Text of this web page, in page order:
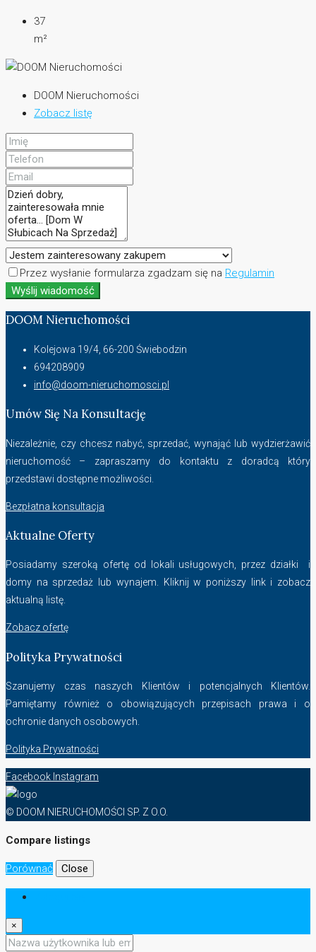
37
m²
DOOM Nieruchomości
Zobacz listę
Przez wysłanie formularza zgadzam się na Regulamin
Wyślij wiadomość
DOOM Nieruchomości
Kolejowa 19/4, 66-200 Świebodzin
694208909
info@doom-nieruchomosci.pl
Umów Się Na Konsultację
Niezależnie, czy chcesz nabyć, sprzedać, wynająć lub wydzierżawić
nieruchomość – zapraszamy do kontaktu z doradcą który
przedstawi dostępne możliwości.
Bezpłatna konsultacja
Aktualne Oferty
Posiadamy szeroką ofertę od lokali usługowych, przez działki i
domy na sprzedaż lub wynajem. Kliknij w poniższy link i zobacz
aktualną listę.
Zobacz ofertę
Polityka Prywatności
Szanujemy czas naszych Klientów i potencjalnych Klientów.
Pamiętamy również o obowiązujących przepisach prawa i o
ochronie danych osobowych.
Polityka Prywatności
Facebook Instagram
© DOOM NIERUCHOMOŚCI SP. Z O.O.
Compare listings
Porównać Close
×